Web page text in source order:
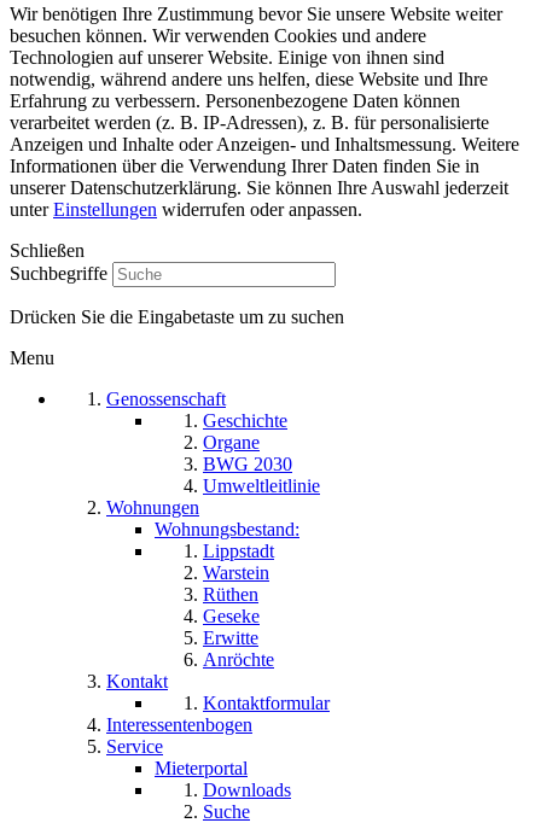
Wir benötigen Ihre Zustimmung bevor Sie unsere Website weiter
besuchen können. Wir verwenden Cookies und andere
Technologien auf unserer Website. Einige von ihnen sind
notwendig, während andere uns helfen, diese Website und Ihre
Erfahrung zu verbessern. Personenbezogene Daten können
verarbeitet werden (z. B. IP-Adressen), z. B. für personalisierte
Anzeigen und Inhalte oder Anzeigen- und Inhaltsmessung. Weitere
Informationen über die Verwendung Ihrer Daten finden Sie in
unserer Datenschutzerklärung. Sie können Ihre Auswahl jederzeit
unterEinstellungen widerrufen oder anpassen.
Schließen
Suchbegriffe
Drücken Sie die Eingabetaste um zu suchen
Menu
Genossenschaft
Geschichte
Organe
BWG 2030
Umweltleitlinie
Wohnungen
Wohnungsbestand:
Lippstadt
Warstein
Rüthen
Geseke
Erwitte
Anröchte
Kontakt
Kontaktformular
Interessentenbogen
Service
Mieterportal
Downloads
Suche